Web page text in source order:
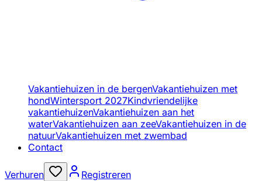
Vakantiehuizen in de bergenVakantiehuizen met
hondWintersport 2027Kindvriendelijke
vakantiehuizenVakantiehuizen aan het
waterVakantiehuizen aan zeeVakantiehuizen in de
natuurVakantiehuizen met zwembad
Contact
Verhuren Registreren